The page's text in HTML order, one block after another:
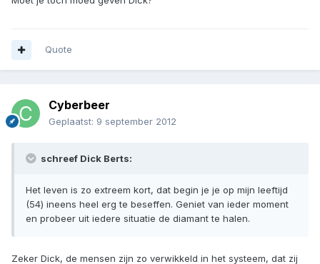
Quote
Cyberbeer
Geplaatst: 9 september 2012
schreef Dick Berts:
Het leven is zo extreem kort, dat begin je je op mijn leeftijd
(54) ineens heel erg te beseffen. Geniet van ieder moment
en probeer uit iedere situatie de diamant te halen.
Zeker Dick, de mensen zijn zo verwikkeld in het systeem, dat zij